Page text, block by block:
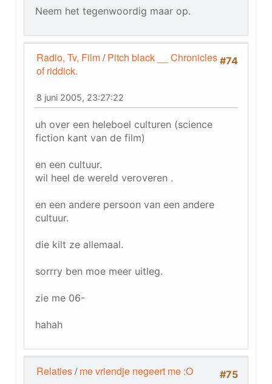
Neem het tegenwoordig maar op.
#74
Radio, Tv, Film/Pitch black __ Chronicles
of riddick.
8 juni 2005, 23:27:22
uh over een heleboel culturen (science
fiction kant van de film)
en een cultuur.
wil heel de wereld veroveren .
en een andere persoon van een andere
cultuur.
die kilt ze allemaal.
sorrry ben moe meer uitleg.
zie me 06-
hahah
#75
Relaties/me vriendje negeert me :O